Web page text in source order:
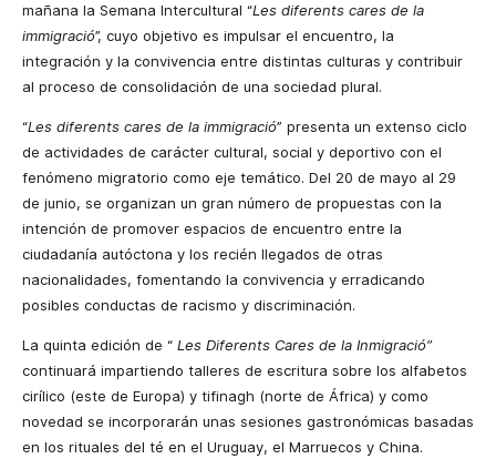
mañana la Semana Intercultural “Les diferents cares de la
immigració”, cuyo objetivo es impulsar el encuentro, la
integración y la convivencia entre distintas culturas y contribuir
al proceso de consolidación de una sociedad plural.
“Les diferents cares de la immigració” presenta un extenso ciclo
de actividades de carácter cultural, social y deportivo con el
fenómeno migratorio como eje temático. Del 20 de mayo al 29
de junio, se organizan un gran número de propuestas con la
intención de promover espacios de encuentro entre la
ciudadanía autóctona y los recién llegados de otras
nacionalidades, fomentando la convivencia y erradicando
posibles conductas de racismo y discriminación.
La quinta edición de “ Les Diferents Cares de la Inmigració”
continuará impartiendo talleres de escritura sobre los alfabetos
cirílico (este de Europa) y tifinagh (norte de África) y como
novedad se incorporarán unas sesiones gastronómicas basadas
en los rituales del té en el Uruguay, el Marruecos y China.